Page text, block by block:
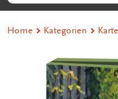
Home Kategorien